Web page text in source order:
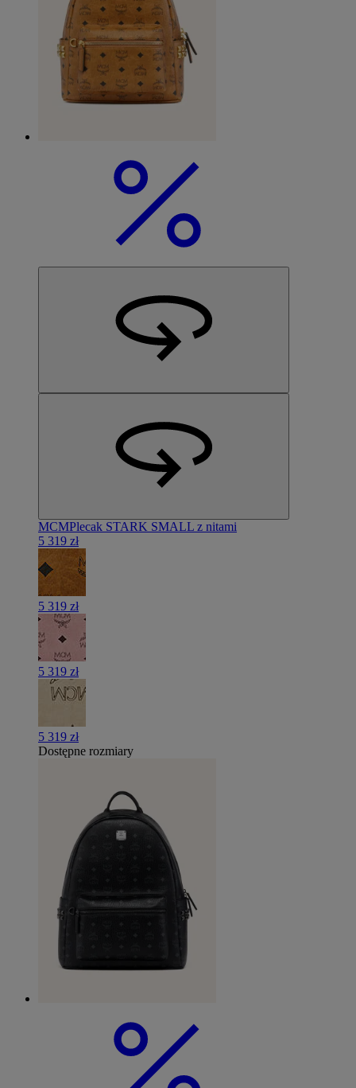
MCMPlecak STARK SMALL z nitami
5 319 zł
5 319 zł
5 319 zł
5 319 zł
Dostępne rozmiary